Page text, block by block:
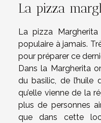
La pizza
La pizza
populaire à jamais.
pour préparer ce
Dans la Margherita
du basilic, de l’huile
qu’elle vienne de la
plus de personnes
que dans cette